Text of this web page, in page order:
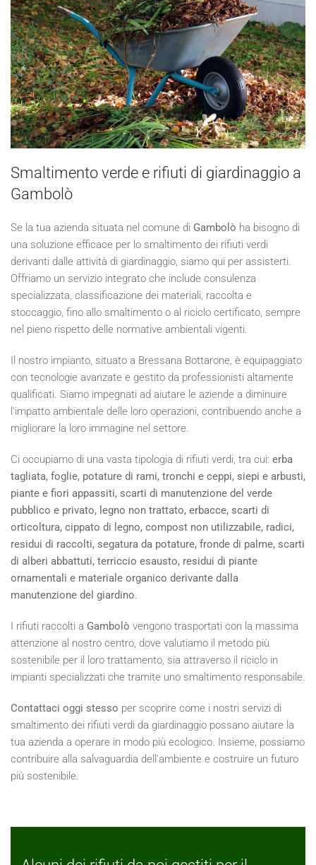
Smaltimento verde e rifiuti di giardinaggio a
Gambolò
Se la tua azienda situata nel comune di Gambolò ha bisogno di
una soluzione efficace per lo smaltimento dei rifiuti verdi
derivanti dalle attività di giardinaggio, siamo qui per assisterti.
Offriamo un servizio integrato che include consulenza
specializzata, classificazione dei materiali, raccolta e
stoccaggio, fino allo smaltimento o al riciclo certificato, sempre
nel pieno rispetto delle normative ambientali vigenti.
Il nostro impianto, situato a Bressana Bottarone, è equipaggiato
con tecnologie avanzate e gestito da professionisti altamente
qualificati. Siamo impegnati ad aiutare le aziende a diminuire
l'impatto ambientale delle loro operazioni, contribuendo anche a
migliorare la loro immagine nel settore.
Ci occupiamo di una vasta tipologia di rifiuti verdi, tra cui: erba
tagliata, foglie, potature di rami, tronchi e ceppi, siepi e arbusti,
piante e fiori appassiti, scarti di manutenzione del verde
pubblico e privato, legno non trattato, erbacce, scarti di
orticoltura, cippato di legno, compost non utilizzabile, radici,
residui di raccolti, segatura da potature, fronde di palme, scarti
di alberi abbattuti, terriccio esausto, residui di piante
ornamentali e materiale organico derivante dalla
manutenzione del giardino.
I rifiuti raccolti a Gambolò vengono trasportati con la massima
attenzione al nostro centro, dove valutiamo il metodo più
sostenibile per il loro trattamento, sia attraverso il riciclo in
impianti specializzati che tramite uno smaltimento responsabile.
Contattaci oggi stesso per scoprire come i nostri servizi di
smaltimento dei rifiuti verdi da giardinaggio possano aiutare la
tua azienda a operare in modo più ecologico. Insieme, possiamo
contribuire alla salvaguardia dell'ambiente e costruire un futuro
più sostenibile.